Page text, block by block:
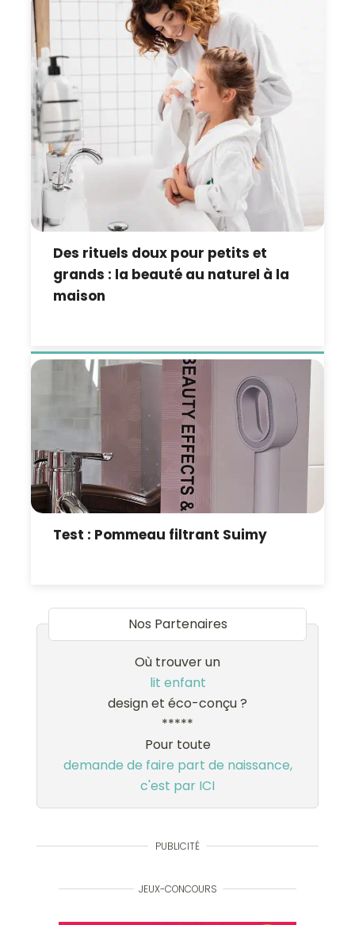
Des rituels doux pour petits et
grands : la beauté au naturel à la
maison
Test : Pommeau filtrant Suimy
Nos Partenaires
Où trouver un
lit enfant
design et éco-conçu ?
*****
Pour toute
demande de faire part de naissance,
c'est par ICI
PUBLICITÉ
JEUX-CONCOURS